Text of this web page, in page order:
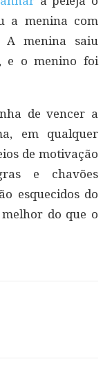
a menina com
A menina saiu
e o menino foi
de vencer a
em qualquer
de motivação
e chavões
esquecidos do
do que o